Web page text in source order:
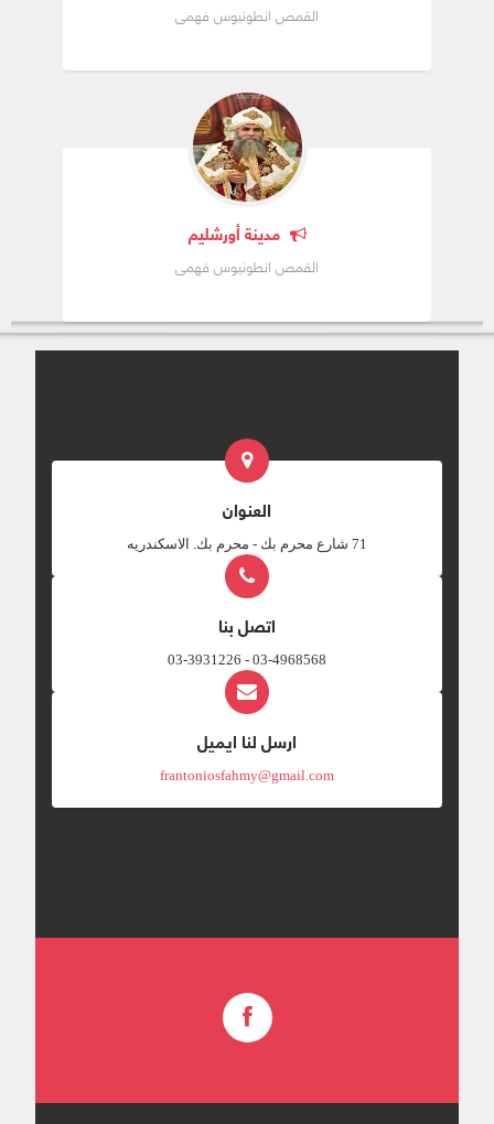
القمص انطونيوس فهمى
مدينة أورشليم
القمص انطونيوس فهمى
العنوان
‎71 شارع محرم بك - محرم بك. الاسكندريه
اتصل بنا
03-4968568 - 03-3931226
ارسل لنا ايميل
frantoniosfahmy@gmail.com